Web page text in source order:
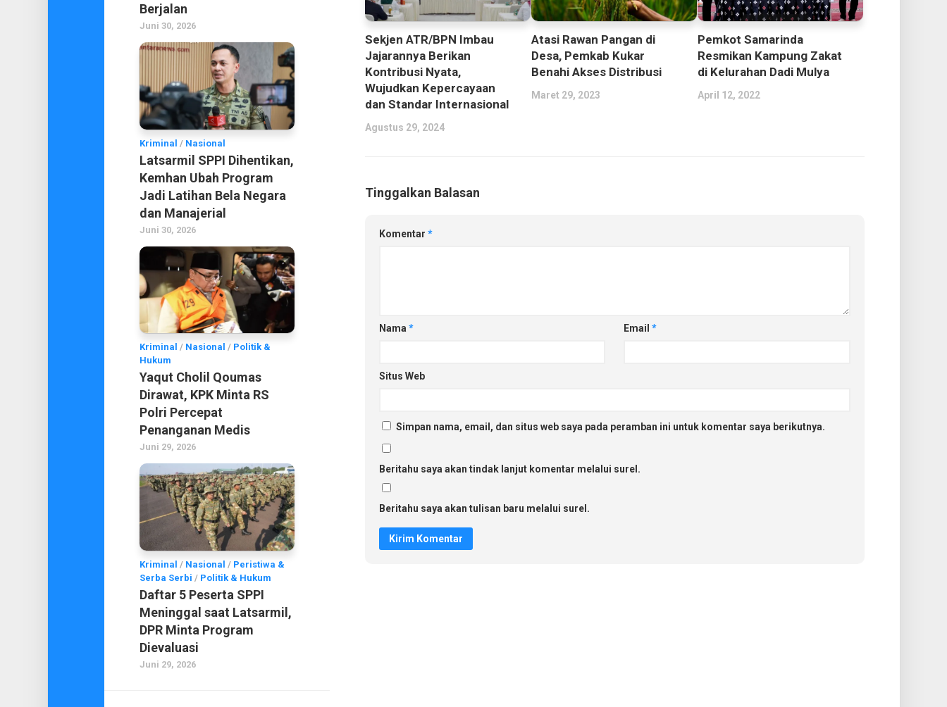
Sekjen ATR/BPN Imbau
Jajarannya Berikan
Kontribusi Nyata,
Wujudkan Kepercayaan
dan Standar Internasional
Agustus 29, 2024
Atasi Rawan Pangan di
Desa, Pemkab Kukar
Benahi Akses Distribusi
Maret 29, 2023
Pemkot Samarinda
Resmikan Kampung Zakat
di Kelurahan Dadi Mulya
April 12, 2022
Tinggalkan Balasan
Komentar *
Nama * Email*
Situs Web
Simpan nama, email, dan situs web saya pada peramban ini untuk komentar saya berikutnya.
Beritahu saya akan tindak lanjut komentar melalui surel.
Beritahu saya akan tulisan baru melalui surel.
Berjalan
Juni 30, 2026
Kriminal / Nasional
Latsarmil SPPI Dihentikan,
Kemhan Ubah Program
Jadi Latihan Bela Negara
dan Manajerial
Juni 30, 2026
Kriminal / Nasional / Politik &
Hukum
Yaqut Cholil Qoumas
Dirawat, KPK Minta RS
Polri Percepat
Penanganan Medis
Juni 29, 2026
Kriminal / Nasional / Peristiwa &
Serba Serbi / Politik & Hukum
Daftar 5 Peserta SPPI
Meninggal saat Latsarmil,
DPR Minta Program
Dievaluasi
Juni 29, 2026